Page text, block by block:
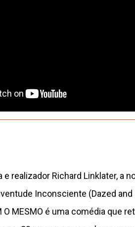
realizador Richard Linklater, a
Inconsciente (Dazed
O MESMO é uma comédia que